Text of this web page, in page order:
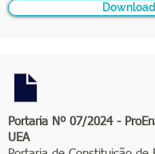
Download
Portaria Nº 07/2024 -
UEA